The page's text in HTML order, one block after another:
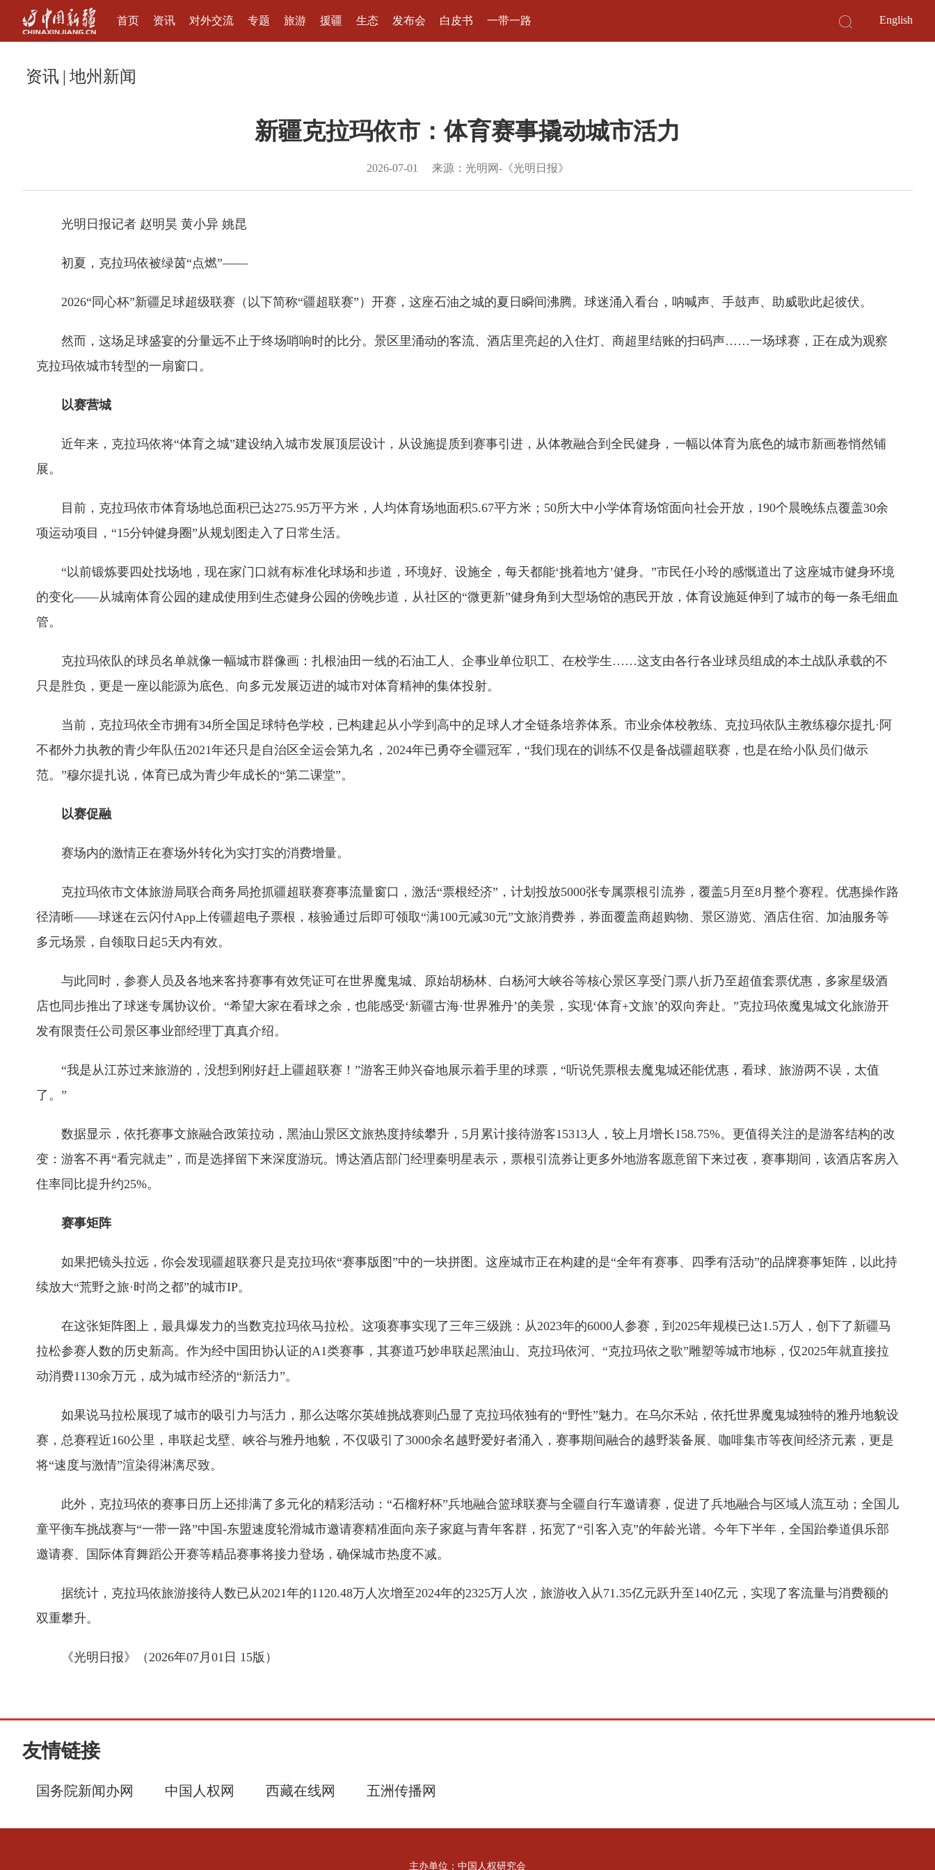
首页 资讯 对外交流 专题 旅游 援疆 生态 发布会 白皮书 一带一路 English
资讯 | 地州新闻
新疆克拉玛依市：体育赛事撬动城市活力
2026-07-01 来源：光明网-《光明日报》
光明日报记者 赵明昊 黄小异 姚昆
初夏，克拉玛依被绿茵“点燃”——
2026“同心杯”新疆足球超级联赛（以下简称“疆超联赛”）开赛，这座石油之城的夏日瞬间沸腾。球迷涌入看台，呐喊声、手鼓声、助威歌此起彼伏。
然而，这场足球盛宴的分量远不止于终场哨响时的比分。景区里涌动的客流、酒店里亮起的入住灯、商超里结账的扫码声……一场球赛，正在成为观察
克拉玛依城市转型的一扇窗口。
以赛营城
近年来，克拉玛依将“体育之城”建设纳入城市发展顶层设计，从设施提质到赛事引进，从体教融合到全民健身，一幅以体育为底色的城市新画卷悄然铺
展。
目前，克拉玛依市体育场地总面积已达275.95万平方米，人均体育场地面积5.67平方米；50所大中小学体育场馆面向社会开放，190个晨晚练点覆盖30余
项运动项目，“15分钟健身圈”从规划图走入了日常生活。
“以前锻炼要四处找场地，现在家门口就有标准化球场和步道，环境好、设施全，每天都能‘挑着地方’健身。”市民任小玲的感慨道出了这座城市健身环境
的变化——从城南体育公园的建成使用到生态健身公园的傍晚步道，从社区的“微更新”健身角到大型场馆的惠民开放，体育设施延伸到了城市的每一条毛细血
管。
克拉玛依队的球员名单就像一幅城市群像画：扎根油田一线的石油工人、企事业单位职工、在校学生……这支由各行各业球员组成的本土战队承载的不
只是胜负，更是一座以能源为底色、向多元发展迈进的城市对体育精神的集体投射。
当前，克拉玛依全市拥有34所全国足球特色学校，已构建起从小学到高中的足球人才全链条培养体系。市业余体校教练、克拉玛依队主教练穆尔提扎·阿
不都外力执教的青少年队伍2021年还只是自治区全运会第九名，2024年已勇夺全疆冠军，“我们现在的训练不仅是备战疆超联赛，也是在给小队员们做示
范。”穆尔提扎说，体育已成为青少年成长的“第二课堂”。
以赛促融
赛场内的激情正在赛场外转化为实打实的消费增量。
克拉玛依市文体旅游局联合商务局抢抓疆超联赛赛事流量窗口，激活“票根经济”，计划投放5000张专属票根引流券，覆盖5月至8月整个赛程。优惠操作路
径清晰——球迷在云闪付App上传疆超电子票根，核验通过后即可领取“满100元减30元”文旅消费券，券面覆盖商超购物、景区游览、酒店住宿、加油服务等
多元场景，自领取日起5天内有效。
与此同时，参赛人员及各地来客持赛事有效凭证可在世界魔鬼城、原始胡杨林、白杨河大峡谷等核心景区享受门票八折乃至超值套票优惠，多家星级酒
店也同步推出了球迷专属协议价。“希望大家在看球之余，也能感受‘新疆古海·世界雅丹’的美景，实现‘体育+文旅’的双向奔赴。”克拉玛依魔鬼城文化旅游开
发有限责任公司景区事业部经理丁真真介绍。
“我是从江苏过来旅游的，没想到刚好赶上疆超联赛！”游客王帅兴奋地展示着手里的球票，“听说凭票根去魔鬼城还能优惠，看球、旅游两不误，太值
了。”
数据显示，依托赛事文旅融合政策拉动，黑油山景区文旅热度持续攀升，5月累计接待游客15313人，较上月增长158.75%。更值得关注的是游客结构的改
变：游客不再“看完就走”，而是选择留下来深度游玩。博达酒店部门经理秦明星表示，票根引流券让更多外地游客愿意留下来过夜，赛事期间，该酒店客房入
住率同比提升约25%。
赛事矩阵
如果把镜头拉远，你会发现疆超联赛只是克拉玛依“赛事版图”中的一块拼图。这座城市正在构建的是“全年有赛事、四季有活动”的品牌赛事矩阵，以此持
续放大“荒野之旅·时尚之都”的城市IP。
在这张矩阵图上，最具爆发力的当数克拉玛依马拉松。这项赛事实现了三年三级跳：从2023年的6000人参赛，到2025年规模已达1.5万人，创下了新疆马
拉松参赛人数的历史新高。作为经中国田协认证的A1类赛事，其赛道巧妙串联起黑油山、克拉玛依河、“克拉玛依之歌”雕塑等城市地标，仅2025年就直接拉
动消费1130余万元，成为城市经济的“新活力”。
如果说马拉松展现了城市的吸引力与活力，那么达喀尔英雄挑战赛则凸显了克拉玛依独有的“野性”魅力。在乌尔禾站，依托世界魔鬼城独特的雅丹地貌设
赛，总赛程近160公里，串联起戈壁、峡谷与雅丹地貌，不仅吸引了3000余名越野爱好者涌入，赛事期间融合的越野装备展、咖啡集市等夜间经济元素，更是
将“速度与激情”渲染得淋漓尽致。
此外，克拉玛依的赛事日历上还排满了多元化的精彩活动：“石榴籽杯”兵地融合篮球联赛与全疆自行车邀请赛，促进了兵地融合与区域人流互动；全国儿
童平衡车挑战赛与“一带一路”中国-东盟速度轮滑城市邀请赛精准面向亲子家庭与青年客群，拓宽了“引客入克”的年龄光谱。今年下半年，全国跆拳道俱乐部
邀请赛、国际体育舞蹈公开赛等精品赛事将接力登场，确保城市热度不减。
据统计，克拉玛依旅游接待人数已从2021年的1120.48万人次增至2024年的2325万人次，旅游收入从71.35亿元跃升至140亿元，实现了客流量与消费额的
双重攀升。
《光明日报》（2026年07月01日 15版）
友情链接
国务院新闻办网 中国人权网 西藏在线网 五洲传播网
主办单位：中国人权研究会